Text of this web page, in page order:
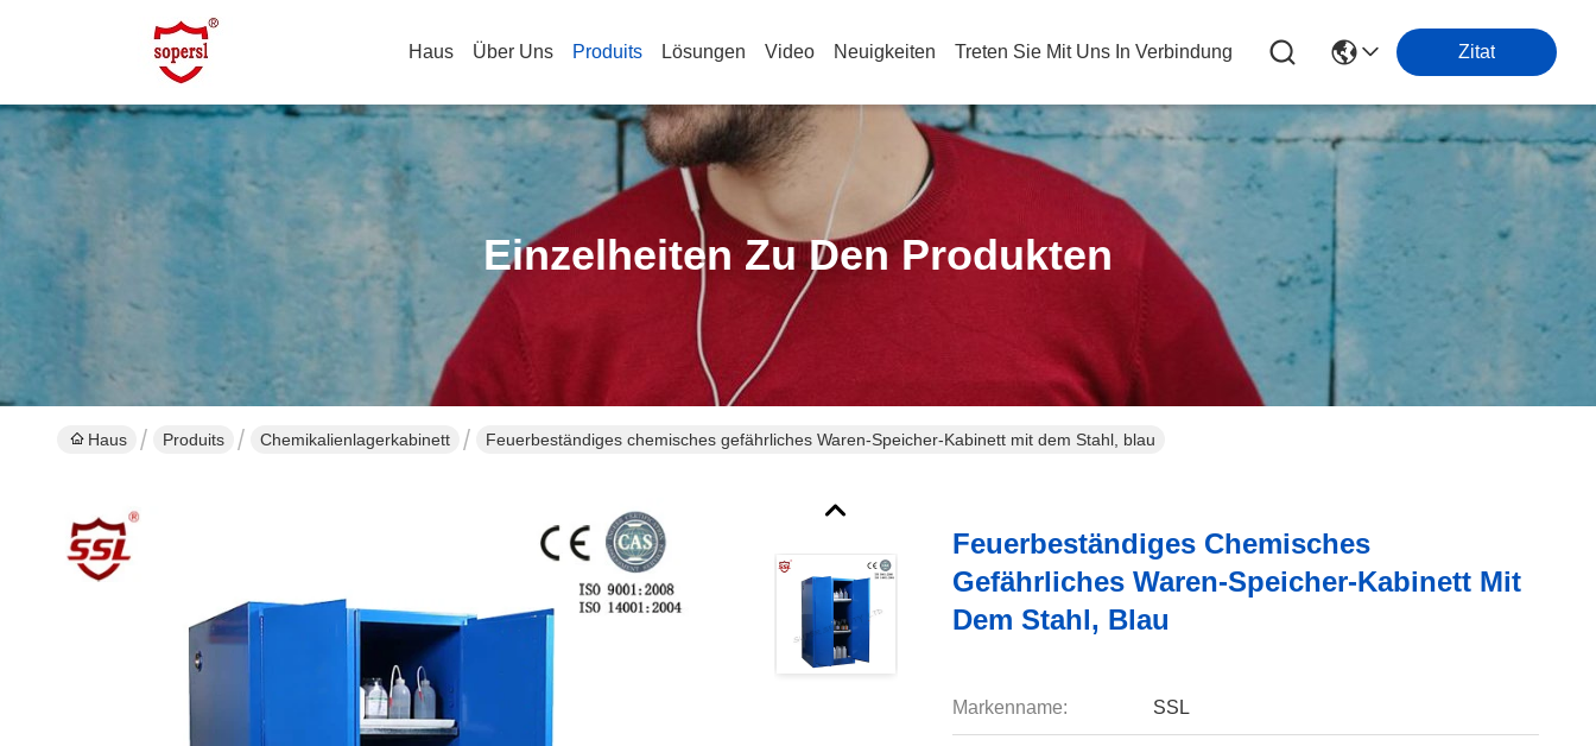
Haus Über Uns Produits Lösungen Video Neuigkeiten Treten Sie Mit Uns In Verbindung Zitat
Einzelheiten Zu Den Produkten
Haus Produits Chemikalienlagerkabinett Feuerbeständiges chemisches gefährliches Waren-Speicher-Kabinett mit dem Stahl, blau
Feuerbeständiges Chemisches
Gefährliches Waren-Speicher-Kabinett Mit
Dem Stahl, Blau
Markenname: SSL